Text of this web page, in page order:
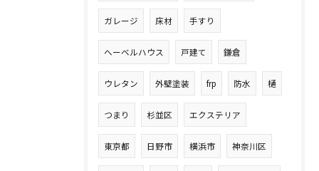
ガレージ 床材 手すり
へーベルハウス 戸建て 鎌倉
ウレタン 外壁塗装 frp 防水 樋
つまり 杉並区 エクステリア
東京都 日野市 横浜市 神奈川区